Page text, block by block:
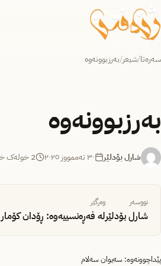
سەرەتا/شیعر/بەرزبوونەوە
بەرزبوونەوە
شارل بۆدلێر ٣٠ تەممووز ٢٠٢٥ 2 خولەک خوێندنەوە
نووسەر
شارل بۆدلێر
وەرگێر
لە فەڕەنسییەوە: ڕۆدان کۆمار
پێداچوونەوە: سەیوان سەلام